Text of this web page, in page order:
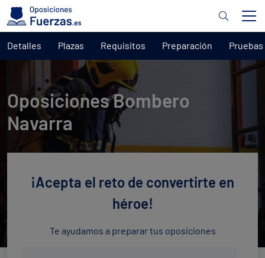
Oposiciones Bombero
Navarra
Detalles Plazas Requisitos Preparación Pruebas
¡Acepta el reto de convertirte en
héroe!
Te ayudamos a preparar tus oposiciones